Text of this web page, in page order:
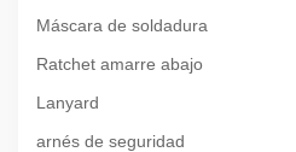
Máscara de soldadura
Ratchet amarre abajo
Lanyard
arnés de seguridad